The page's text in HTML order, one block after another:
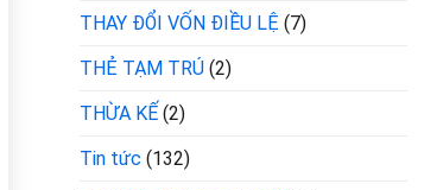
THAY ĐỔI VỐN ĐIỀU LỆ (7)
THẺ TẠM TRÚ (2)
THỪA KẾ (2)
Tin tức (132)